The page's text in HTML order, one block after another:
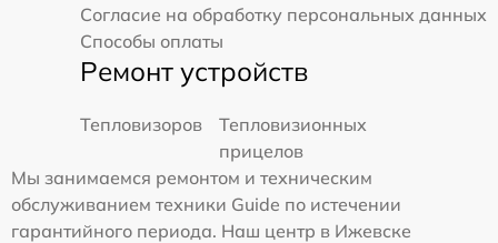
Согласие на обработку персональных данных
Способы оплаты
Ремонт устройств
Тепловизоров
Тепловизионных
прицелов
Мы занимаемся ремонтом и техническим
обслуживанием техники Guide по истечении
гарантийного периода. Наш центр в Ижевске